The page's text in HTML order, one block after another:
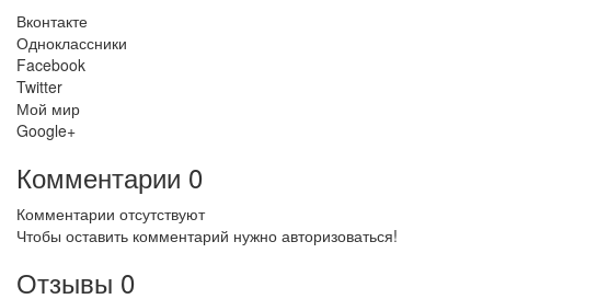
Вконтакте
Одноклассники
Facebook
Twitter
Мой мир
Google+
Комментарии 0
Комментарии отсутствуют
Чтобы оставить комментарий нужно авторизоваться!
Отзывы 0